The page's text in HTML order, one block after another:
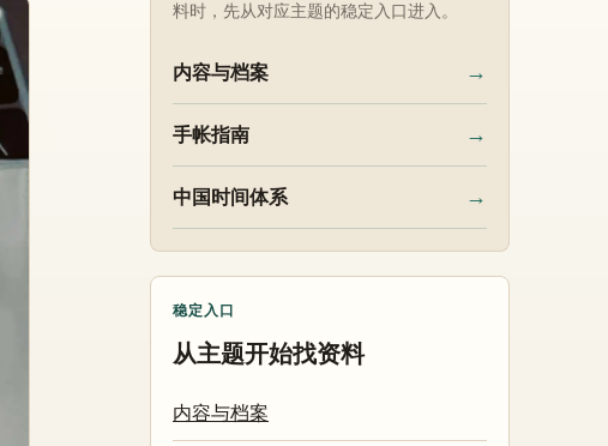
料时，先从对应主题的稳定入口进入。
内容与档案 →
手帐指南 →
中国时间体系 →
稳定入口
从主题开始找资料
内容与档案